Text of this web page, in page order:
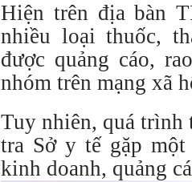
Hiện trên địa bàn
nhiều loại thuốc,
được quảng cáo,
nhóm trên mạng xã
Tuy nhiên, quá trình
tra Sở y tế gặp
kinh doanh, quảng